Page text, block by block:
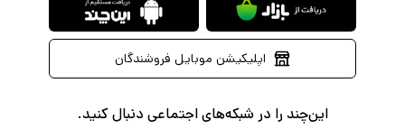
اپلیکیشن موبایل فروشندگان
این‌چند را در شبکه‌های اجتماعی دنبال کنید.